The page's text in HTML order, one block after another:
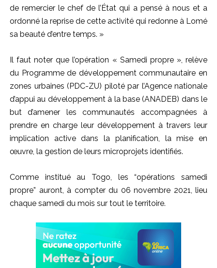
de remercier le chef de l’État qui a pensé à nous et a
ordonné la reprise de cette activité qui redonne à Lomé
sa beauté d’entre temps. »
Il faut noter que l’opération « Samedi propre », relève
du Programme de développement communautaire en
zones urbaines (PDC-ZU) piloté par l’Agence nationale
d’appui au développement à la base (ANADEB) dans le
but d’amener les communautés accompagnées à
prendre en charge leur développement à travers leur
implication active dans la planification, la mise en
œuvre, la gestion de leurs microprojets identifiés.
Comme institué au Togo, les “opérations samedi
propre” auront, à compter du 06 novembre 2021, lieu
chaque samedi du mois sur tout le territoire.